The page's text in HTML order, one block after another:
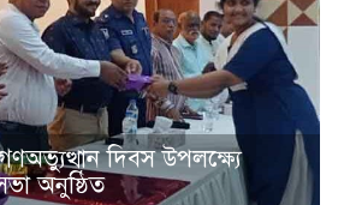
দিবস উপলক্ষ্যে
অনুষ্ঠিত